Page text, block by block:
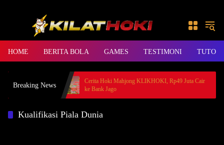
HOME BERITA BOLA GAMES TESTIMONI
Breaking News
BANDAR36
Cerita Hoki Mahjong KLIKHOKI, Rp49 Juta Cair
ke Bank Jago
Kualifikasi Piala Dunia